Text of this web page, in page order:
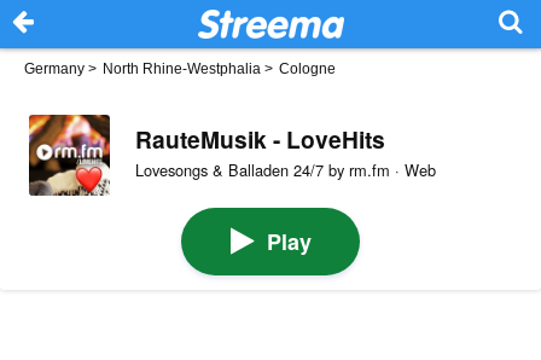
Germany > North Rhine-Westphalia > Cologne
RauteMusik - LoveHits
Lovesongs & Balladen 24/7 by rm.fm · Web
Play